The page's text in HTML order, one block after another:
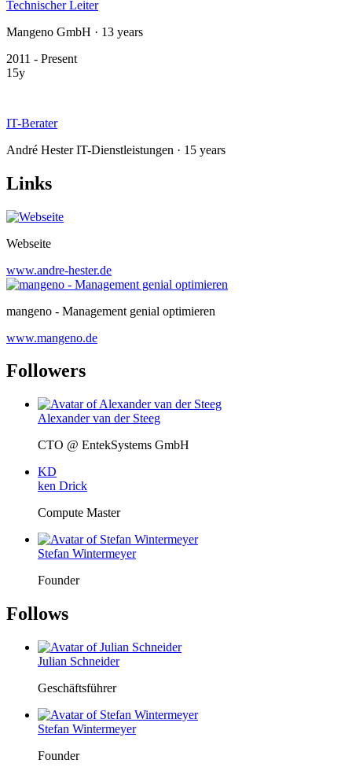
Technischer Leiter
Mangeno GmbH · 13 years
2011 - Present
15y
IT-Berater
André Hester IT-Dienstleistungen · 15 years
Links
Webseite
www.andre-hester.de
mangeno - Management genial optimieren
www.mangeno.de
Followers
Alexander van der Steeg
CTO @ EntekSystems GmbH
KD
ken Drick
Compute Master
Stefan Wintermeyer
Founder
Follows
Julian Schneider
Geschäftsführer
Stefan Wintermeyer
Founder